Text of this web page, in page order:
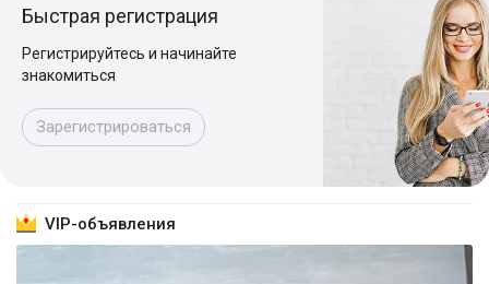
Быстрая регистрация
Регистрируйтесь и начинайте
знакомиться
Зарегистрироваться
VIP-объявления